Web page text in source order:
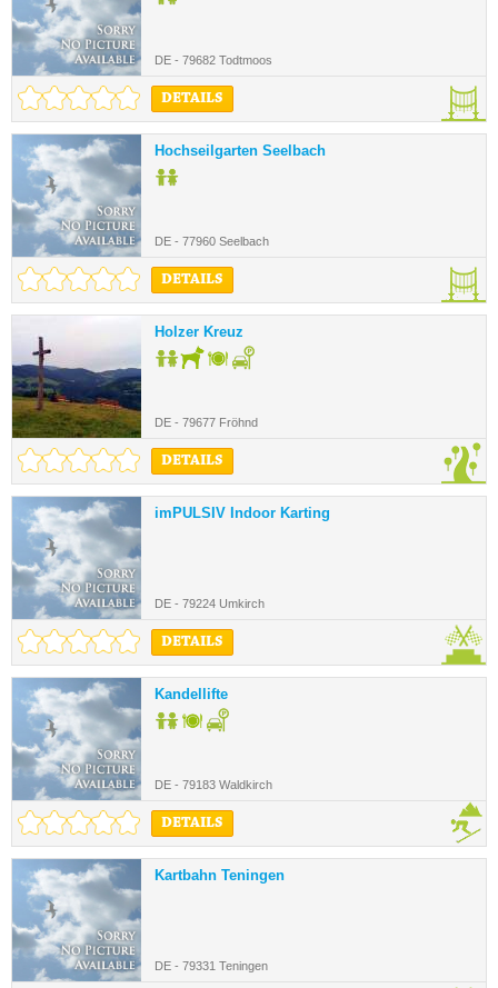
DE - 79682 Todtmoos
DETAILS
Hochseilgarten Seelbach
DE - 77960 Seelbach
DETAILS
Holzer Kreuz
DE - 79677 Fröhnd
DETAILS
imPULSIV Indoor Karting
DE - 79224 Umkirch
DETAILS
Kandellifte
DE - 79183 Waldkirch
DETAILS
Kartbahn Teningen
DE - 79331 Teningen